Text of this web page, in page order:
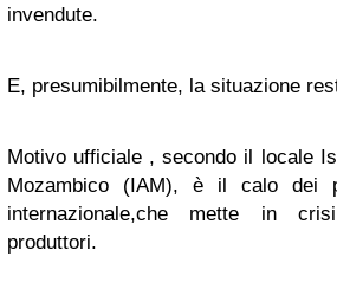
invendute.
E, presumibilmente, la situazione
Motivo ufficiale , secondo il locale
Mozambico (IAM), è il calo dei
internazionale,che mette in
produttori.